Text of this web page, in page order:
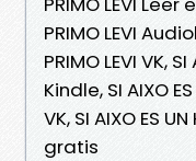
PRIMO LEVI
PRIMO LEVI VK,
Kindle, SI AIXO
VK, SI AIXO ES
gratis